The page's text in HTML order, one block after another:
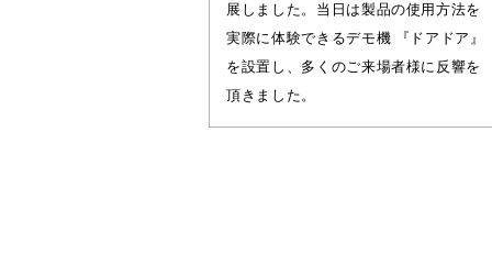
展しました。当日は製品の使用方法を
実際に体験できるデモ機 『ドアドア』
を設置し、多くのご来場者様に反響を
頂きました。